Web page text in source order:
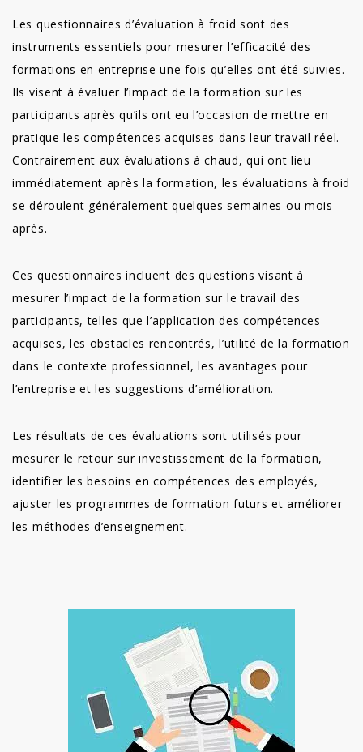
Les questionnaires d’évaluation à froid sont des
instruments essentiels pour mesurer l’efficacité des
formations en entreprise une fois qu’elles ont été suivies.
Ils visent à évaluer l’impact de la formation sur les
participants après qu’ils ont eu l’occasion de mettre en
pratique les compétences acquises dans leur travail réel.
Contrairement aux évaluations à chaud, qui ont lieu
immédiatement après la formation, les évaluations à froid
se déroulent généralement quelques semaines ou mois
après.
Ces questionnaires incluent des questions visant à
mesurer l’impact de la formation sur le travail des
participants, telles que l’application des compétences
acquises, les obstacles rencontrés, l’utilité de la formation
dans le contexte professionnel, les avantages pour
l’entreprise et les suggestions d’amélioration.
Les résultats de ces évaluations sont utilisés pour
mesurer le retour sur investissement de la formation,
identifier les besoins en compétences des employés,
ajuster les programmes de formation futurs et améliorer
les méthodes d’enseignement.